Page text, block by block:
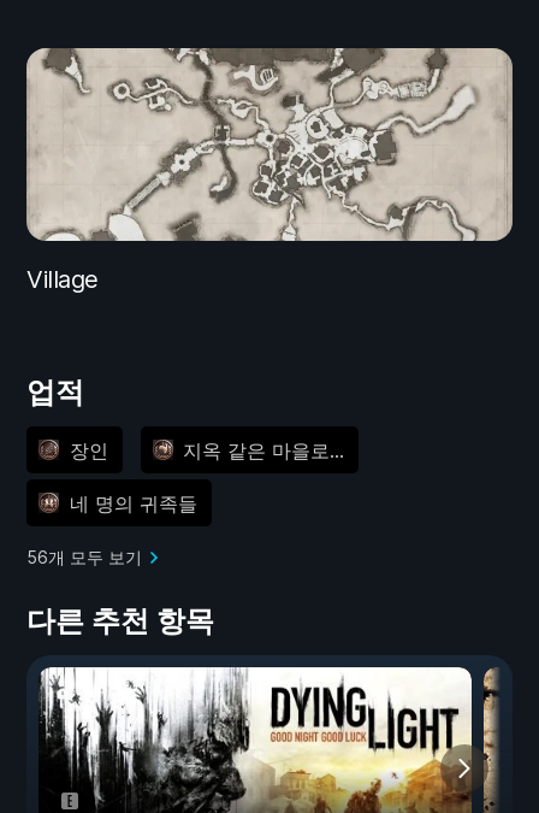
Village
업적
장인 지옥 같은 마을로...
네 명의 귀족들
56개 모두 보기
다른 추천 항목